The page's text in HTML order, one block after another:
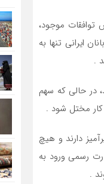
توافقات موجود،
ایرانی تنها به
را دارند، در حالی که سهم
دارند و هیچ
رسمی ورود به
.